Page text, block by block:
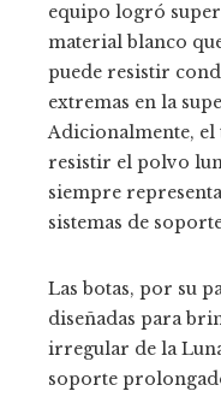
equipo logró
material blanco
puede resistir
extremas en la
Adicionalmente,
resistir el polvo
siempre
sistemas de
Las botas, por su
diseñadas para
irregular de la
soporte